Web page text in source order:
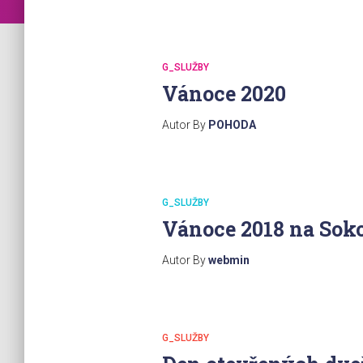
G_SLUŽBY
Vánoce 2020
Autor By POHODA
G_SLUŽBY
Vánoce 2018 na
Autor Bywebmin
G_SLUŽBY